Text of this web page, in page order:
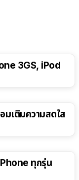
3GS, iPod
เติมความสดใส
ทุกรุ่น